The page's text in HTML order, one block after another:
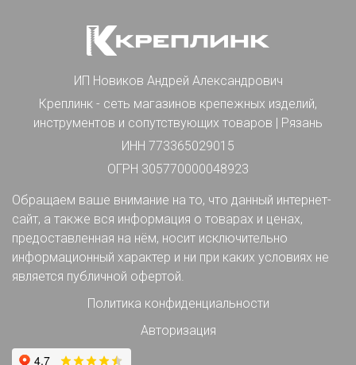
ИП Новиков Андрей Александрович
Креплинк - сеть магазинов крепежных изделий,
инструментов и сопутствующих товаров | Рязань
ИНН 773365029015
ОГРН 305770000048923
Обращаем ваше внимание на то, что данный интернет-
сайт, а также вся информация о товарах и ценах,
предоставленная на нём, носит исключительно
информационный характер и ни при каких условиях не
является публичной офертой.
Политика конфиденциальности
Авторизация